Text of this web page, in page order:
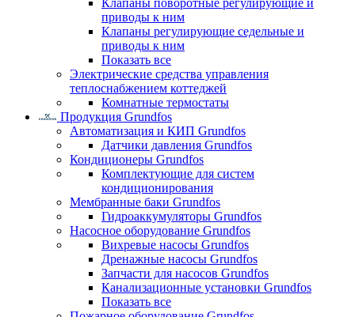
Клапаны поворотные регулирующие и
приводы к ним
Клапаны регулирующие седельные и
приводы к ним
Показать все
Электрические средства управления
теплоснабжением коттеджей
Комнатные термостаты
Продукция Grundfos
Автоматизация и КИП Grundfos
Датчики давления Grundfos
Кондиционеры Grundfos
Комплектующие для систем
кондиционирования
Мембранные баки Grundfos
Гидроаккумуляторы Grundfos
Насосное оборудование Grundfos
Вихревые насосы Grundfos
Дренажные насосы Grundfos
Запчасти для насосов Grundfos
Канализационные установки Grundfos
Показать все